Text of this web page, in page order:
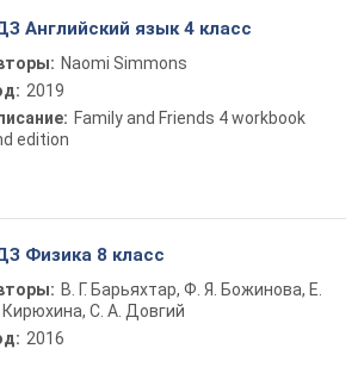
Английский язык 4 класс
Naomi Simmons
2019
Family and Friends 4 workbook
edition
Физика 8 класс
В. Г. Барьяхтар, Ф. Я. Божинова, Е.
Кирюхина, С. А. Довгий
2016